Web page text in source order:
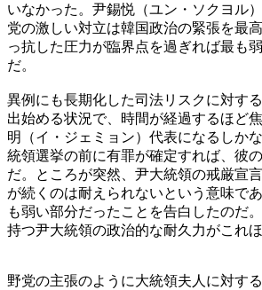
いなかった。尹錫悦（ユン・ソクヨル
党の激しい対立は韓国政治の緊張を最
っ抗した圧力が臨界点を過ぎれば最も
だ。
異例にも長期化した司法リスクに対す
出始める状況で、時間が経過するほど
明（イ・ジェミョン）代表になるしか
統領選挙の前に有罪が確定すれば、彼
だ。ところが突然、尹大統領の戒厳宣
が続くのは耐えられないという意味で
も弱い部分だったことを告白したのだ
持つ尹大統領の政治的な耐久力がこれ
野党の主張のように大統領夫人に対す